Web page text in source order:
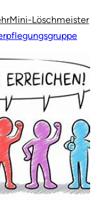
Mini-Löschmeister